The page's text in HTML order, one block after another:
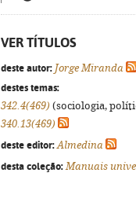
VER TÍTULOS
deste autor: Jorge Miranda
destes temas:
342.4(469) (sociologia,
340.13(469)
deste editor: Almedina
desta coleção: Manuais